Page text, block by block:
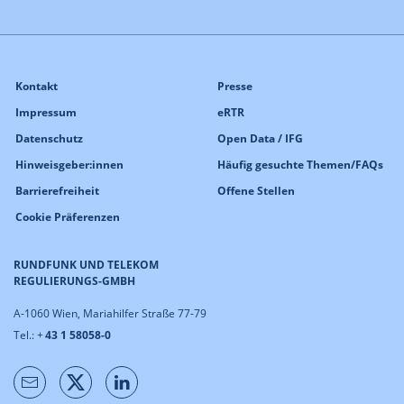
RUNDFUNK UND TELEKOM
REGULIERUNGS-GMBH
A-1060 Wien, Mariahilfer Straße 77-79
Tel.: +43 1 58058-0
Kontakt
Impressum
Datenschutz
Hinweisgeber:innen
Barrierefreiheit
Cookie Präferenzen
Presse
eRTR
Open Data / IFG
Häufig gesuchte Themen/FAQs
Offene Stellen